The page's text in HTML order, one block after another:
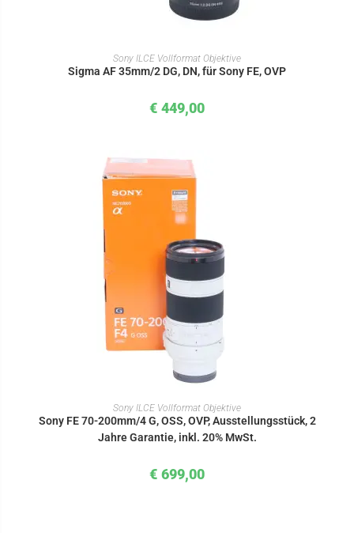
IN DEN WARENKORB
Sony ILCE Vollformat Objektive
Sigma AF 35mm/2 DG, DN, für Sony FE, OVP
€ 449,00
IN DEN WARENKORB
Sony ILCE Vollformat Objektive
Sony FE 70-200mm/4 G, OSS, OVP, Ausstellungsstück, 2
Jahre Garantie, inkl. 20% MwSt.
€ 699,00